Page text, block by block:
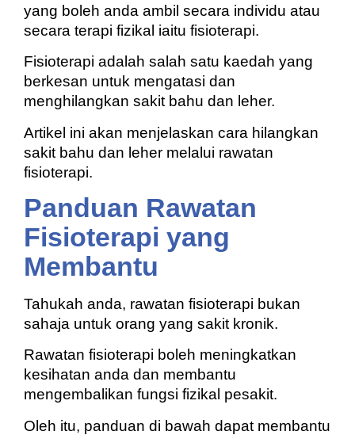
yang boleh anda ambil secara individu atau
secara terapi fizikal iaitu fisioterapi.
Fisioterapi adalah salah satu kaedah yang
berkesan untuk mengatasi dan
menghilangkan sakit bahu dan leher.
Artikel ini akan menjelaskan cara hilangkan
sakit bahu dan leher melalui rawatan
fisioterapi.
Panduan Rawatan
Fisioterapi yang
Membantu
Tahukah anda, rawatan fisioterapi bukan
sahaja untuk orang yang sakit kronik.
Rawatan fisioterapi boleh meningkatkan
kesihatan anda dan membantu
mengembalikan fungsi fizikal pesakit.
Oleh itu, panduan di bawah dapat membantu